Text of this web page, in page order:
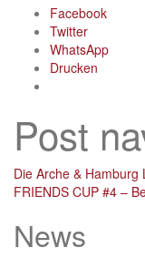
Facebook
Twitter
WhatsApp
Drucken
Post
Die Arche & Hamburg
FRIENDS CUP #4 –
News